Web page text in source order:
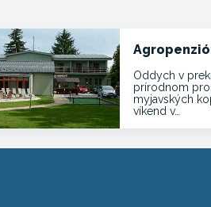
Oddych v
prírodnom
myjavských
víkend v…